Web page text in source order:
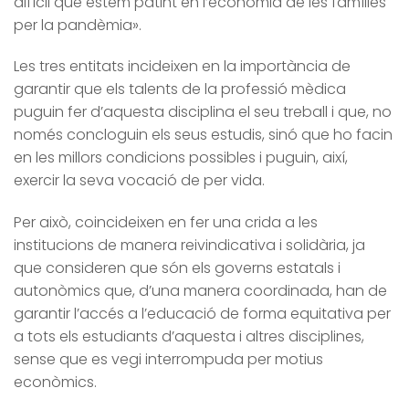
per la pandèmia».
Les tres entitats incideixen en la importància de
garantir que els talents de la professió mèdica
puguin fer d’aquesta disciplina el seu treball i que, no
només concloguin els seus estudis, sinó que ho facin
en les millors condicions possibles i puguin, així,
exercir la seva vocació de per vida.
Per això, coincideixen en fer una crida a les
institucions de manera reivindicativa i solidària, ja
que consideren que són els governs estatals i
autonòmics que, d’una manera coordinada, han de
garantir l’accés a l’educació de forma equitativa per
a tots els estudiants d’aquesta i altres disciplines,
sense que es vegi interrompuda per motius
econòmics.